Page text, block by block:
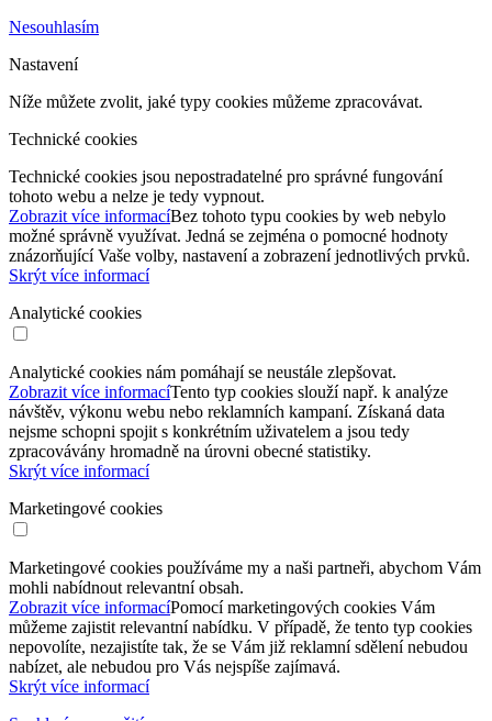
Nesouhlasím
Nastavení
Níže můžete zvolit, jaké typy cookies můžeme zpracovávat.
Technické cookies
Technické cookies jsou nepostradatelné pro správné fungování
tohoto webu a nelze je tedy vypnout.
Zobrazit více informacíBez tohoto typu cookies by web nebylo
možné správně využívat. Jedná se zejména o pomocné hodnoty
znázorňující Vaše volby, nastavení a zobrazení jednotlivých prvků.
Skrýt více informací
Analytické cookies
Analytické cookies nám pomáhají se neustále zlepšovat.
Zobrazit více informacíTento typ cookies slouží např. k analýze
návštěv, výkonu webu nebo reklamních kampaní. Získaná data
nejsme schopni spojit s konkrétním uživatelem a jsou tedy
zpracovávány hromadně na úrovni obecné statistiky.
Skrýt více informací
Marketingové cookies
Marketingové cookies používáme my a naši partneři, abychom Vám
mohli nabídnout relevantní obsah.
Zobrazit více informacíPomocí marketingových cookies Vám
můžeme zajistit relevantní nabídku. V případě, že tento typ cookies
nepovolíte, nezajistíte tak, že se Vám již reklamní sdělení nebudou
nabízet, ale nebudou pro Vás nejspíše zajímavá.
Skrýt více informací